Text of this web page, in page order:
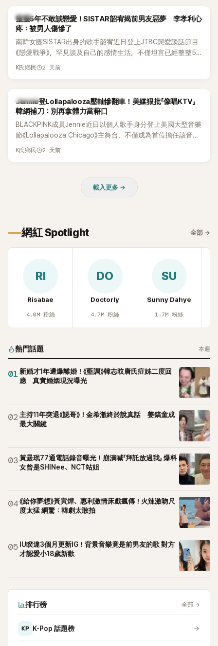
韓星
整整5年不敢談戀愛！SISTAR韶宥揭前男友惡夢 李孝利心
疼：被男人傷慘了
南韓女團SISTAR出身的歌手韶宥近日登上JTBC戀愛談話節目
《戀愛戰爭》，罕見談及自己的感情生活，不僅坦言已經整整5
年沒有談戀愛，更首度透露空窗至今的原因，全與上一段戀情
K氏鄉民 2 天前
K-POP
Jennie登Lollapalooza壓軸慘翻車！美媒狠批「像唱KTV」
韓網補刀：別再拿體力當藉口
BLACKPINK成員Jennie近日以個人歌手身分登上美國大型音樂
節《Lollapalooza Chicago》主舞台，不僅成為首位擔任該音樂
節Headliner（壓軸主秀）的K-POP女SOLO歌手，寫下全新紀
K氏鄉民 2 天前
載入更多 →
網紅 Spotlight 全部 →
RI
Risabae
4.0M 粉絲
DO
Doctorly
4.7M 粉絲
SU
Sunny Dahye
1.7M 粉絲
熱門話題 本週
01 新婚才1年遭爆離婚！《藍調》韓志旼唐氏症姊二度回
應 真實婚姻現況曝光
02 主持11年突退《認哥》！金希澈終於說真話 姜鎬童成
最大關鍵
03黃晸珉77通電話錄音曝光！崩潰喊「拜託放過我」 爆料
女曾是SHINee、NCT站姐
04《給你夢想》黃寅燁、惠利激情床戲瘋傳！火辣激吻尺
度太猛 網驚：韓劇太敢拍
05 IU睽違3個月更新IG！背景音樂竟是前男友的歌 對方
才認愛小18歲新歡
排行榜 全部 →
KP K-Pop 話題榜